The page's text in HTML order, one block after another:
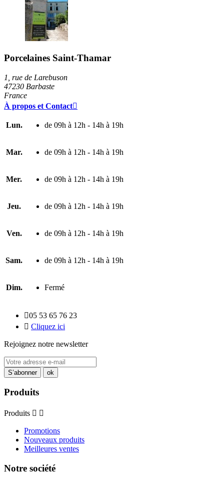
Porcelaines Saint-Thamar
1, rue de Larebuson
47230 Barbaste
France
À propos et Contact
Lun. de 09h à 12h - 14h à 19h
Mar. de 09h à 12h - 14h à 19h
Mer. de 09h à 12h - 14h à 19h
Jeu. de 09h à 12h - 14h à 19h
Ven. de 09h à 12h - 14h à 19h
Sam. de 09h à 12h - 14h à 19h
Dim. Fermé
05 53 65 76 23
 Cliquez ici
Rejoignez notre newsletter
Produits
Produits  
Promotions
Nouveaux produits
Meilleures ventes
Notre société